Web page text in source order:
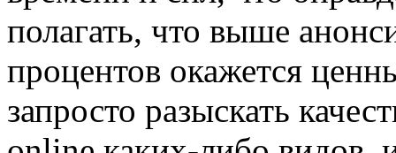
полагать, что выше
процентов окажется
запросто разыскать